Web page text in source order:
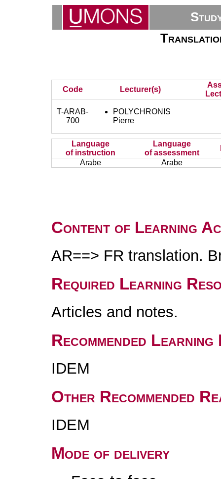
Code Lecturer(s)
T-ARAB-
700
POLYCHRONIS
Pierre
Language
of instruction
Language
of assessment
Arabe
Arabe
Content of Learning
AR==> FR translation.
Required Learning
Articles and notes.
Recommended
IDEM
Other Recommended
IDEM
Mode of delivery